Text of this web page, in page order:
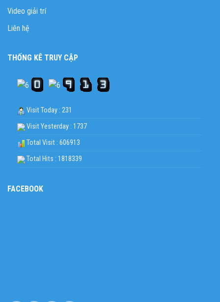
Video giải trí
Liên hệ
THỐNG KÊ TRUY CẬP
Visit Today : 231
Visit Yesterday : 1737
Total Visit : 606913
Total Hits : 1818339
FACEBOOK